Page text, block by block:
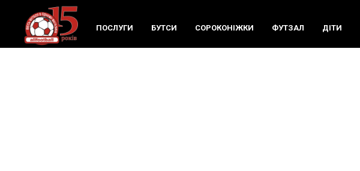
ПОСЛУГИ БУТСИ СОРОКОНIЖКИ ФУТЗАЛ ДIТИ